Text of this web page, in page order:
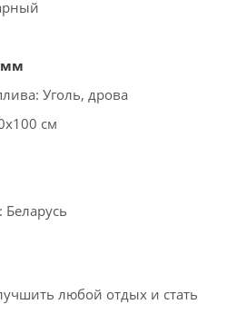
мм
Уголь, дрова
см
Беларусь
любой отдых и стать